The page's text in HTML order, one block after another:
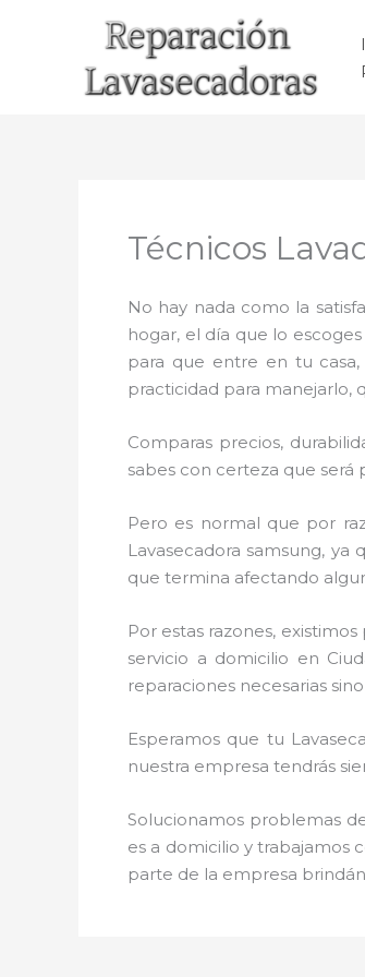
Técnicos
No hay nada como la
hogar, el día que lo
para que entre en tu
practicidad para manejarlo,
Comparas precios,
sabes con certeza que será
Pero es normal que por
Lavasecadora samsung,
que termina afectando
Por estas razones,
servicio a domicilio en
reparaciones necesarias
Esperamos que tu
nuestra empresa tendrás
Solucionamos problemas
es a domicilio y trabajamos
parte de la empresa